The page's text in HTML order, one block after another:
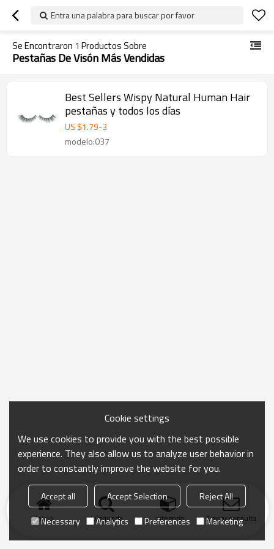
Entra una palabra para buscar por favor
Se Encontraron 1 Productos Sobre
Pestañas De Visón Más Vendidas
Best Sellers Wispy Natural Human Hair
pestañas y todos los días
US $1.79-3
modelo:037
Inicio búsqueda categoría Enviar consulta
Cookie settings
We use cookies to provide you with the best possible
experience. They also allow us to analyze user behavior in
order to constantly improve the website for you.
Accept all Accept Selection
Reject All
Necessary
Analytics Preferences Marketing